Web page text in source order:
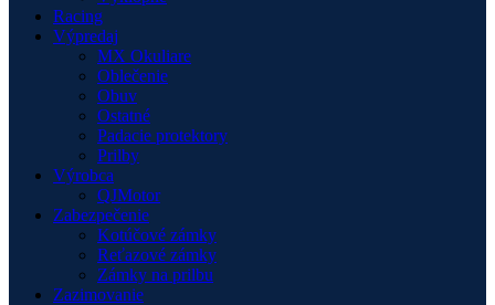
Racing
Výpredaj
MX Okuliare
Oblečenie
Obuv
Ostatné
Padacie protektory
Prilby
Výrobca
QJMotor
Zabezpečenie
Kotúčové zámky
Reťazové zámky
Zámky na prilbu
Zazimovanie